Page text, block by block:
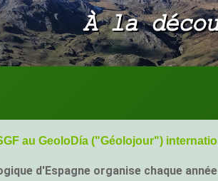
au GeoloDía ("Géolojour")
d'Espagne organise chaque